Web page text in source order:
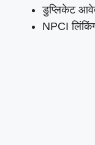
डुप्लिकेट
NPCI